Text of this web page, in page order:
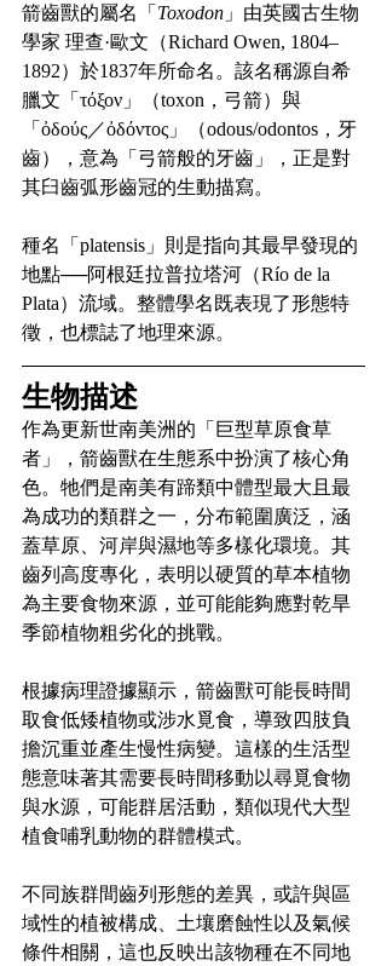
箭齒獸的屬名「 Toxodon 」由英國古生物
學家 理查·歐文（Richard Owen, 1804–
1892）於1837年所命名。該名稱源自希
臘文「τόξον」（toxon，弓箭）與
「ὀδούς／ὀδόντος」（odous/odontos，牙
齒），意為「弓箭般的牙齒」，正是對
其臼齒弧形齒冠的生動描寫。
種名「platensis」則是指向其最早發現的
地點──阿根廷拉普拉塔河（Río de la
Plata）流域。整體學名既表現了形態特
徵，也標誌了地理來源。
生物描述
作為更新世南美洲的「巨型草原食草
者」，箭齒獸在生態系中扮演了核心角
色。牠們是南美有蹄類中體型最大且最
為成功的類群之一，分布範圍廣泛，涵
蓋草原、河岸與濕地等多樣化環境。其
齒列高度專化，表明以硬質的草本植物
為主要食物來源，並可能能夠應對乾旱
季節植物粗劣化的挑戰。
根據病理證據顯示，箭齒獸可能長時間
取食低矮植物或涉水覓食，導致四肢負
擔沉重並產生慢性病變。這樣的生活型
態意味著其需要長時間移動以尋覓食物
與水源，可能群居活動，類似現代大型
植食哺乳動物的群體模式。
不同族群間齒列形態的差異，或許與區
域性的植被構成、土壤磨蝕性以及氣候
條件相關，這也反映出該物種在不同地